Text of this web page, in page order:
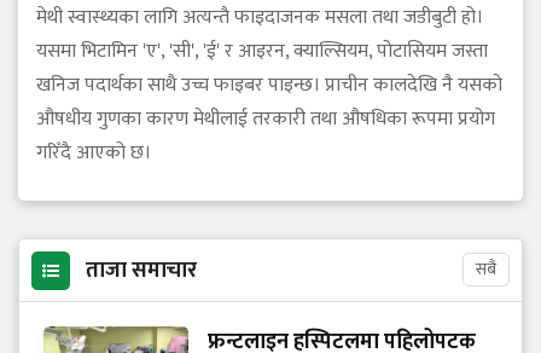
मेथी स्वास्थ्यका लागि अत्यन्तै फाइदाजनक मसला तथा जडीबुटी हो।
यसमा भिटामिन 'ए', 'सी', 'ई' र आइरन, क्याल्सियम, पोटासियम जस्ता
खनिज पदार्थका साथै उच्च फाइबर पाइन्छ। प्राचीन कालदेखि नै यसको
औषधीय गुणका कारण मेथीलाई तरकारी तथा औषधिका रूपमा प्रयोग
गरिँदै आएको छ।
ताजा समाचार सबै
फ्रन्टलाइन हस्पिटलमा पहिलोपटक